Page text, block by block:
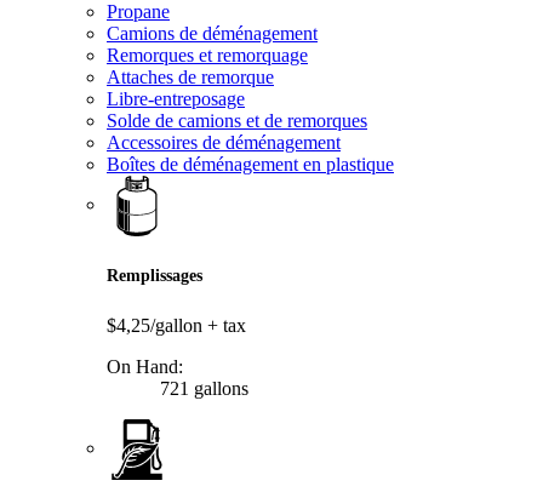
Propane
Camions de déménagement
Remorques et remorquage
Attaches de remorque
Libre-entreposage
Solde de camions et de remorques
Accessoires de déménagement
Boîtes de déménagement en plastique
Remplissages
$4,25/gallon + tax
On Hand:
721 gallons